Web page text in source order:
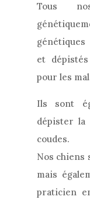
Tous
et
pour les
Ils sont
dépister la
coudes.
Nos chiens
mais
praticien